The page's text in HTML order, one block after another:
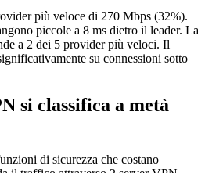
più veloce di 270 Mbps (32%).
piccole a 8 ms dietro il leader. La
a 2 dei 5 provider più veloci. Il
su connessioni sotto
si classifica a metà
di sicurezza che costano